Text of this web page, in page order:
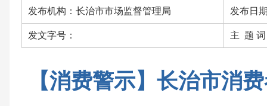
发布机构：长治市市场监督管理局 发布日
发文字号： 主 题 词
【消费警示】长治市消